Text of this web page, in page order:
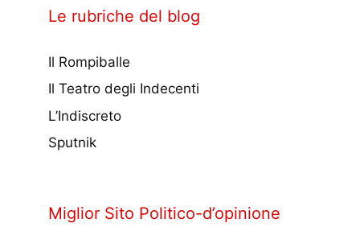
Le rubriche del blog
Il Rompiballe
Il Teatro degli Indecenti
L’Indiscreto
Sputnik
Miglior Sito Politico-d’opinione